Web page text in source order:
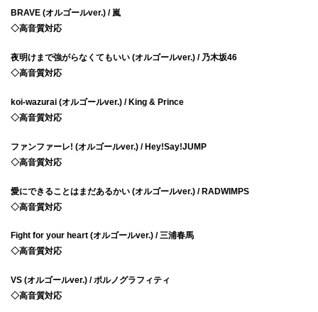
BRAVE (オルゴールver.) / 嵐
◇高音質対応
夜明けまで強がらなくてもいい (オルゴールver.) / 乃木坂46
◇高音質対応
koi-wazurai (オルゴールver.) / King & Prince
◇高音質対応
ファンファーレ! (オルゴールver.) / Hey!Say!JUMP
◇高音質対応
愛にできることはまだあるかい (オルゴールver.) / RADWIMPS
◇高音質対応
Fight for your heart (オルゴールver.) / 三浦春馬
◇高音質対応
VS (オルゴールver.) / ポルノグラフィティ
◇高音質対応